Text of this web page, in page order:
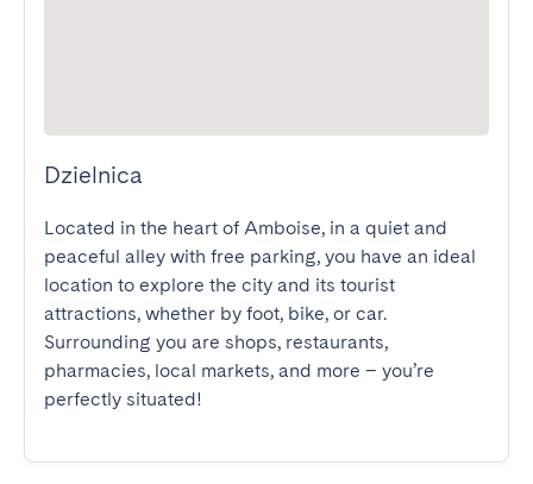
Dzielnica
Located in the heart of Amboise, in a quiet and
peaceful alley with free parking, you have an ideal
location to explore the city and its tourist
attractions, whether by foot, bike, or car.
Surrounding you are shops, restaurants,
pharmacies, local markets, and more – you’re
perfectly situated!